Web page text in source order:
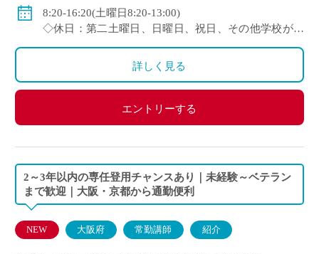
・30歳(教諭・配偶者あり)：約660万円
・40歳(教諭・配偶者及び子２人)：約860万円
・50歳(教諭・配偶者及び子２人)：約940万円
◇賞与：有(過去実績3.55ヶ月分＋30万円)
◇保険：私学共済、雇用保険、労災保険
8:20-16:20(土曜日8:20-13:00)
◇休日：第二土曜日、日曜日、祝日、その他学校が定
詳しく見る
エントリーする
2～3年以内の専任登用チャンスあり｜未経験～ベテラン
まで歓迎｜大阪・京都から通勤便利
NEW 大阪府 常勤講師 紹介